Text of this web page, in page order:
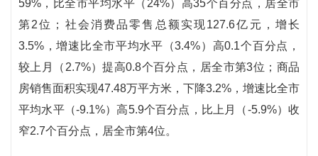
59%，比全市平均水平（24%）高35个百分点，居全市
第2位；社会消费品零售总额实现127.6亿元，增长
3.5%，增速比全市平均水平（3.4%）高0.1个百分点，
较上月（2.7%）提高0.8个百分点，居全市第3位；商品
房销售面积实现47.48万平方米，下降3.2%，增速比全市
平均水平（-9.1%）高5.9个百分点，比上月（-5.9%）收
窄2.7个百分点，居全市第4位。